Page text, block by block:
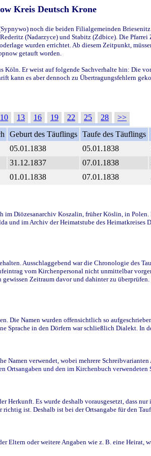
Kreis Deutsch Krone
noch die beiden Filialgemeinden
(Nadarzyce) und Stabitz (Zdbice). Die
wurden errichtet. Ab diesem Zeitpunkt,
getauft worden.
Köln. Er weist auf folgende Sachverhalte hin: Die
kann es aber dennoch zu Übertragungsfehlern
10 13 16 19 22 25 28
>>
Geburt des Täuflings Taufe des Täuflings
05.01.1838 05.01.1838
31.12.1837 07.01.1838
01.01.1838 07.01.1838
Diözesanarchiv Koszalin, früher Köslin, in
und im Archiv der Heimatstube des
Ausschlaggebend war die Chronologie des
vom Kirchenpersonal nicht unmittelbar
Zeitraum davor und dahinter zu
Die Namen wurden offensichtlich so
Sprache in den Dörfern war schließlich Dialekt.
Namen verwendet, wobei mehrere
Ortsangaben und den im Kirchenbuch verwendeten
Herkunft. Es wurde deshalb vorausgesetzt, dass
ist. Deshalb ist bei der Ortsangabe für den
Eltern oder weitere Angaben wie z. B. eine Heirat,